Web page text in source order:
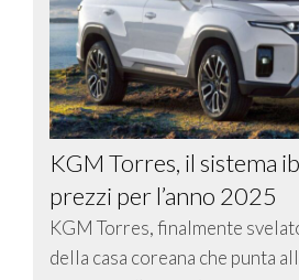
KGM Torres, il sistema
prezzi per l’anno 2025
KGM Torres, finalmente
della casa coreana che punta